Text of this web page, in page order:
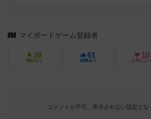
マイボードゲーム登録者
39
興味あり
61
経験あり
10
お気に入り
コメントが不可、表示されない設定とな